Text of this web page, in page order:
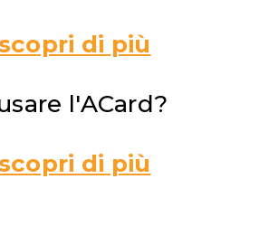
di più
l'ACard?
di più